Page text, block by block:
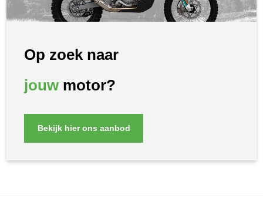
Op zoek naar
jouwmotor?
Bekijk hier ons aanbod